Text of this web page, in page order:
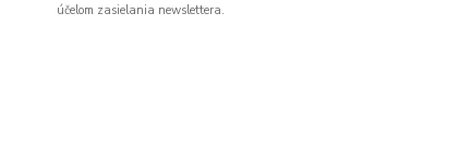
účelom zasielania newslettera.